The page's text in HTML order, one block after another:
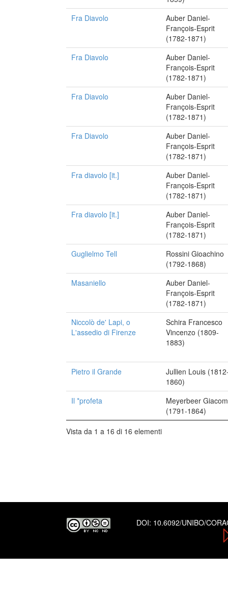
Fra Diavolo
Auber Daniel-
François-Esprit
(1782-1871)
Fra Diavolo
Auber Daniel-
François-Esprit
(1782-1871)
Fra Diavolo
Auber Daniel-
François-Esprit
(1782-1871)
Fra Diavolo
Auber Daniel-
François-Esprit
(1782-1871)
Fra diavolo [it.]
Auber Daniel-
François-Esprit
(1782-1871)
Fra diavolo [it.]
Auber Daniel-
François-Esprit
(1782-1871)
Guglielmo Tell
Rossini Gioachino
(1792-1868)
Masaniello
Auber Daniel-
François-Esprit
(1782-1871)
Niccolò de' Lapi, o
L'assedio di Firenze
Schira Francesco
Vincenzo (1809-
1883)
Pietro il Grande
Jullien Louis
1860)
Il *profeta
Meyerbeer
(1791-1864)
Vista da 1 a 16 di 16 elementi
DOI: 10.6092/UNIBO/